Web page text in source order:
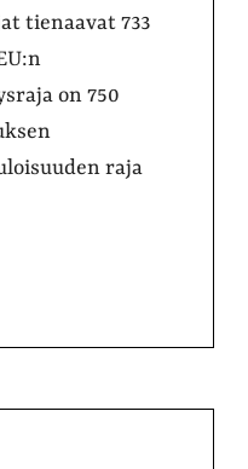
tienaavat 733
on 750
raja